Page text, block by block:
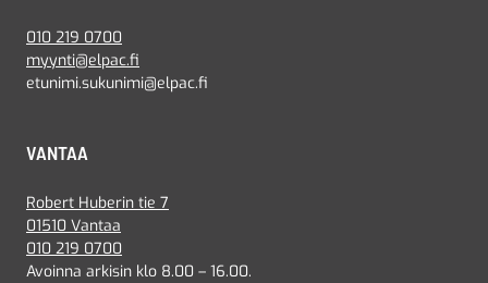
010 219 0700
myynti@elpac.fi
etunimi.sukunimi@elpac.fi
VANTAA
Robert Huberin tie 7
01510 Vantaa
010 219 0700
Avoinna arkisin klo 8.00 – 16.00.